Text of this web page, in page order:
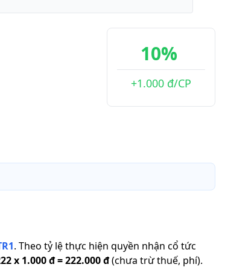
10%
+1.000 đ/CP
. Theo tỷ lệ thực hiện quyền nhận cổ tức
x 1.000 đ=222.000 đ(chưa trừ thuế, phí).